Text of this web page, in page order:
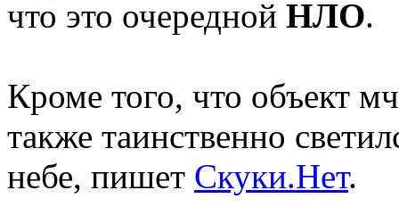
что это очередной НЛО.
Кроме того, что объект
также таинственно
небе, пишет Скуки.Нет.